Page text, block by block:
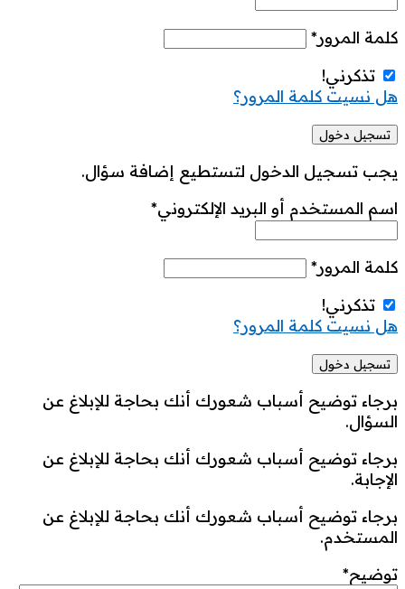
كلمة المرور*
تذكرني!
هل نسيت كلمة المرور؟
يجب تسجيل الدخول لتستطيع إضافة سؤال.
اسم المستخدم أو البريد الإلكتروني*
كلمة المرور*
تذكرني!
هل نسيت كلمة المرور؟
برجاء توضيح أسباب شعورك أنك بحاجة للإبلاغ عن
السؤال.
برجاء توضيح أسباب شعورك أنك بحاجة للإبلاغ عن
الإجابة.
برجاء توضيح أسباب شعورك أنك بحاجة للإبلاغ عن
المستخدم.
توضيح*